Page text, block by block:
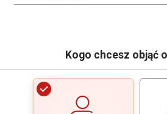
Kogo chcesz objąć